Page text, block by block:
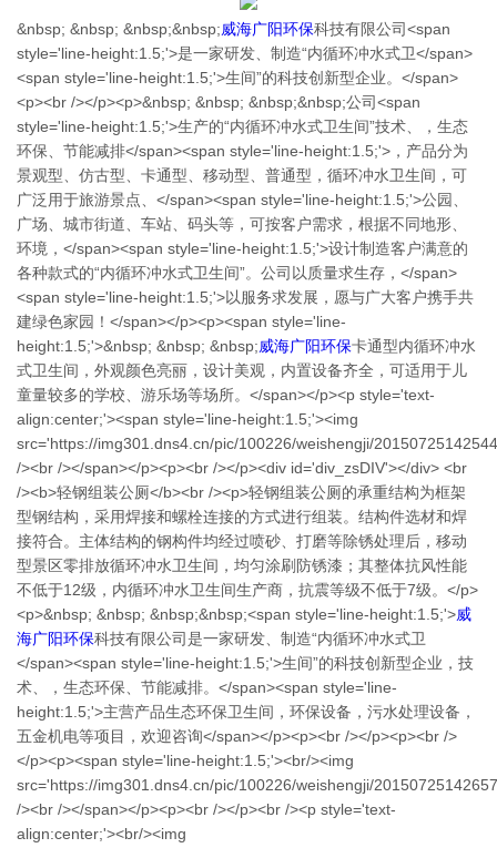
&nbsp; &nbsp; &nbsp;&nbsp;威海广阳环保科技有限公司<span
style='line-height:1.5;'>是一家研发、制造“内循环冲水式卫</span>
<span style='line-height:1.5;'>生间”的科技创新型企业。</span>
<p><br /></p><p>&nbsp; &nbsp; &nbsp;&nbsp;公司<span
style='line-height:1.5;'>生产的“内循环冲水式卫生间”技术、，生态
环保、节能减排</span><span style='line-height:1.5;'>，产品分为
景观型、仿古型、卡通型、移动型、普通型，循环冲水卫生间，可
广泛用于旅游景点、</span><span style='line-height:1.5;'>公园、
广场、城市街道、车站、码头等，可按客户需求，根据不同地形、
环境，</span><span style='line-height:1.5;'>设计制造客户满意的
各种款式的“内循环冲水式卫生间”。公司以质量求生存，</span>
<span style='line-height:1.5;'>以服务求发展，愿与广大客户携手共
建绿色家园！</span></p><p><span style='line-
height:1.5;'>&nbsp; &nbsp; &nbsp;威海广阳环保卡通型内循环冲水
式卫生间，外观颜色亮丽，设计美观，内置设备齐全，可适用于儿
童量较多的学校、游乐场等场所。</span></p><p style='text-
align:center;'><span style='line-height:1.5;'><img
src='https://img301.dns4.cn/pic/100226/weishengji/
/><br /></span></p><p><br /></p><div id='div_zsDIV'></div> <br
/><b>轻钢组装公厕</b><br /><p>轻钢组装公厕的承重结构为框架
型钢结构，采用焊接和螺栓连接的方式进行组装。结构件选材和焊
接符合。主体结构的钢构件均经过喷砂、打磨等除锈处理后，移动
型景区零排放循环冲水卫生间，均匀涂刷防锈漆；其整体抗风性能
不低于12级，内循环冲水卫生间生产商，抗震等级不低于7级。</p>
<p>&nbsp; &nbsp; &nbsp;&nbsp;<span style='line-height:1.5;'>威
海广阳环保科技有限公司是一家研发、制造“内循环冲水式卫
</span><span style='line-height:1.5;'>生间”的科技创新型企业，技
术、，生态环保、节能减排。</span><span style='line-
height:1.5;'>主营产品生态环保卫生间，环保设备，污水处理设备，
五金机电等项目，欢迎咨询</span></p><p><br /></p><p><br />
</p><p><span style='line-height:1.5;'><br/><img
src='https://img301.dns4.cn/pic/100226/weishengji/
/><br /></span></p><p><br /></p><br /><p style='text-
align:center;'><br/><img